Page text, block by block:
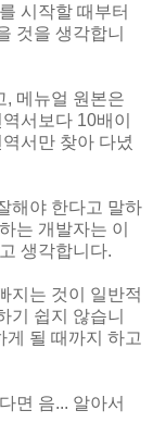
시작할 때부터
것을 생각합니
, 메뉴얼 원본은
서보다 10배이
서만 찾아 다녔
해야 한다고 말하
는 개발자는 이
생각합니다.
지는 것이 일반적
기 쉽지 않습니
게 될 때까지 하고
면 음... 알아서